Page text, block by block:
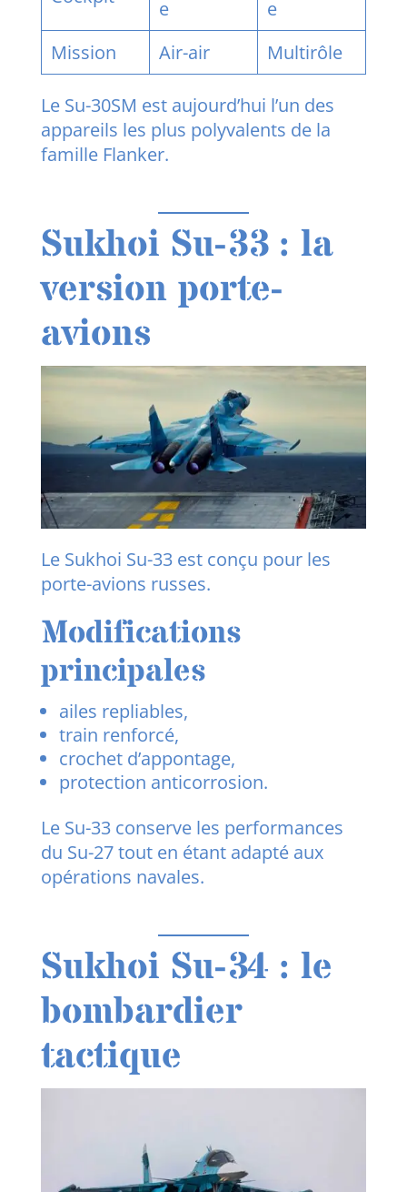
e
e
Mission
Air-air Multirôle
Le Su-30SM est aujourd’hui l’un des
appareils les plus polyvalents de la
famille Flanker.
Sukhoi Su-33 : la
version porte-
avions
Le Sukhoi Su-33 est conçu pour les
porte-avions russes.
Modifications
principales
ailes repliables,
train renforcé,
crochet d’appontage,
protection anticorrosion.
Le Su-33 conserve les performances
du Su-27 tout en étant adapté aux
opérations navales.
Sukhoi Su-34 : le
bombardier
tactique